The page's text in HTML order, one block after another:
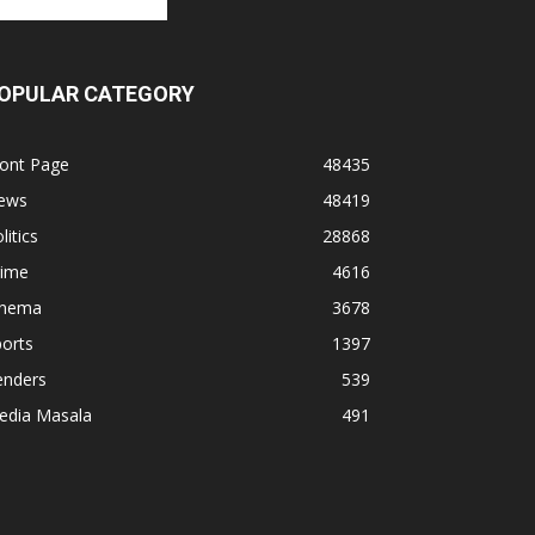
CATEGORY
Page
48435
48419
28868
4616
3678
1397
539
Masala
491